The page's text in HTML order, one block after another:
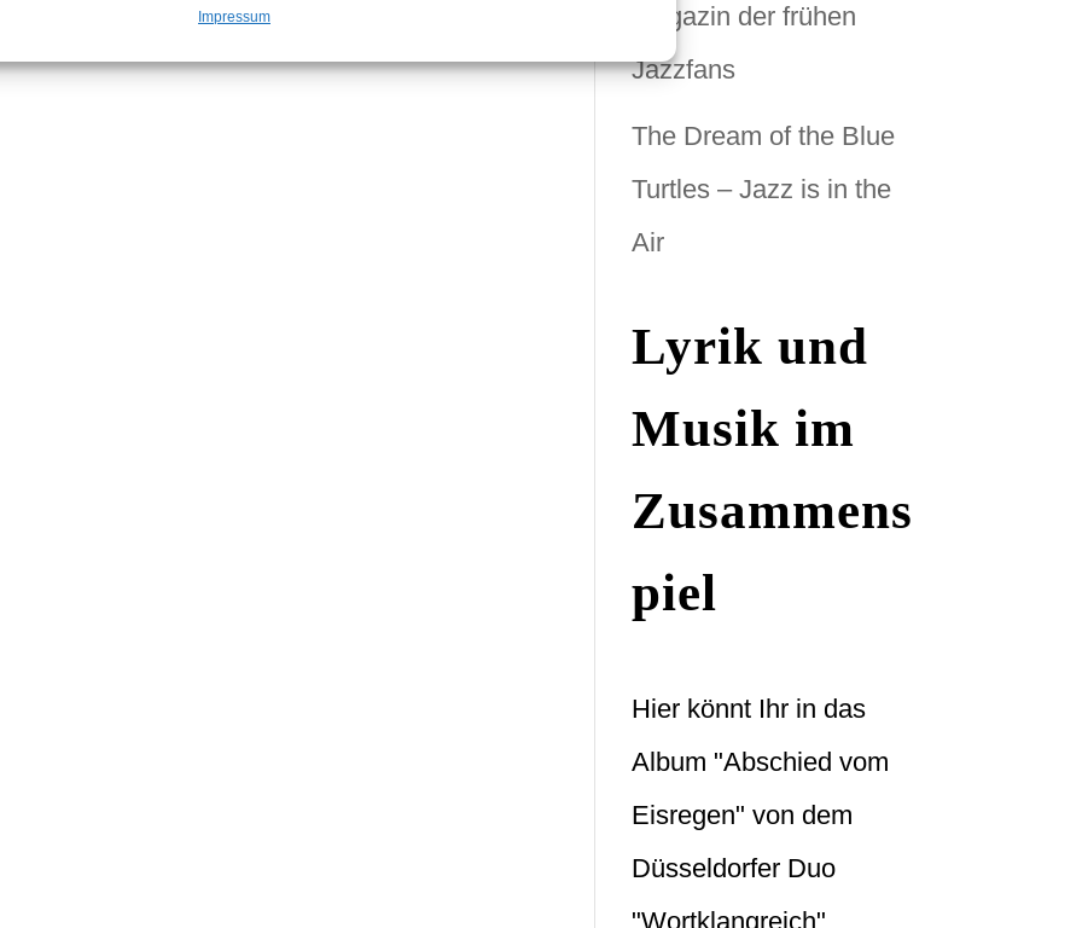
Impressum
Magazin der frühen
Jazzfans
The Dream of the Blue
Turtles – Jazz is in the
Air
Lyrik und
Musik im
Zusammens
piel
Hier könnt Ihr in das
Album "Abschied vom
Eisregen" von dem
Düsseldorfer Duo
"Wortklangreich"